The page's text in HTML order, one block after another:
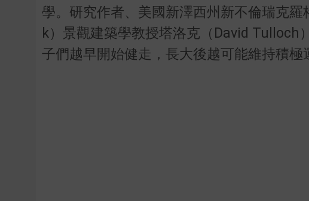
學。研究作者、美國新澤西州新不倫瑞克
k）景觀建築學教授塔洛克（David Tulloch
子們越早開始健走，長大後越可能維持積極